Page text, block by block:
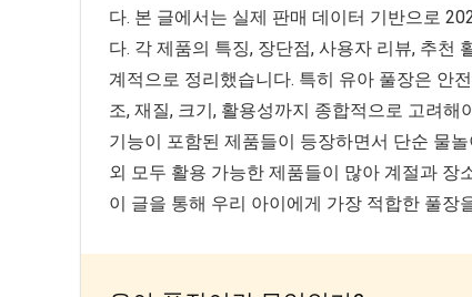
다. 본 글에서는 실제 판매 데이터 기반으로
다. 각 제품의 특징, 장단점, 사용자 리뷰, 추천
계적으로 정리했습니다. 특히 유아 풀장은 안
조, 재질, 크기, 활용성까지 종합적으로 고려
기능이 포함된 제품들이 등장하면서 단순 물
외 모두 활용 가능한 제품들이 많아 계절과 장
이 글을 통해 우리 아이에게 가장 적합한 풀장